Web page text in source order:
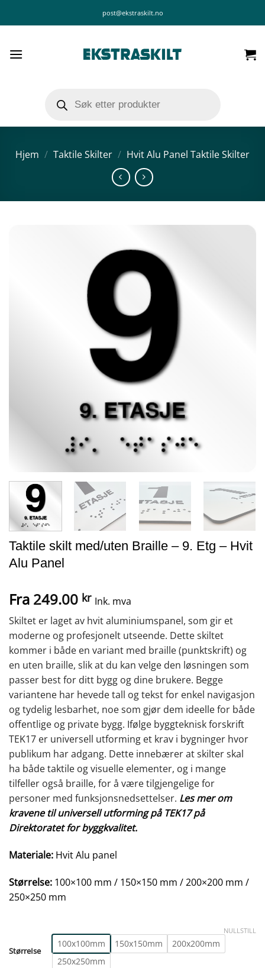
post@ekstraskilt.no
search
Hjem / Taktile Skilter / Hvit Alu Panel Taktile Skilter
Taktile skilt med/uten Braille – 9. Etg – Hvit
Alu Panel
Fra 249.00 kr Ink. mva
Skiltet er laget av hvit aluminiumspanel, som gir et
moderne og profesjonelt utseende. Dette skiltet
kommer i både en variant med braille (punktskrift) og
en uten braille, slik at du kan velge den løsningen som
passer best for ditt bygg og dine brukere. Begge
variantene har hevede tall og tekst for enkel navigasjon
og tydelig lesbarhet, noe som gjør dem ideelle for både
offentlige og private bygg. Ifølge byggteknisk forskrift
TEK17 er universell utforming et krav i bygninger hvor
publikum har adgang. Dette innebærer at skilter skal
ha både taktile og visuelle elementer, og i mange
tilfeller også braille, for å være tilgjengelige for
personer med funksjonsnedsettelser. Les mer om
kravene til universell utforming på TEK17 på
Direktoratet for byggkvalitet.
Materiale: Hvit Alu panel
Størrelse: 100×100 mm / 150×150 mm / 200×200 mm /
250×250 mm
StørreIse
100x100mm 150x150mm
200x200mm
250x250mm
NULLSTILL